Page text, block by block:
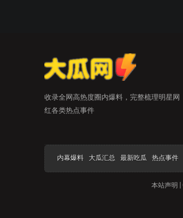
收录全网高热度圈内爆料，完整梳理明星网
红各类热点事件
内幕爆料 大瓜汇总 最新吃瓜 热点事件
本站声明